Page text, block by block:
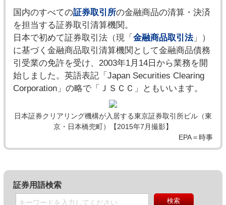
国内のすべての証券取引所の金融商品の清算・決済
を担当する証券取引清算機関。
日本で初めて証券取引法（現「 金融商品取引法」）
に基づく金融商品取引清算機関として金融商品債務
引受業の免許を受け、2003年1月14日から業務を開
始しました。英語表記「Japan Securities Clearing
Corporation」の略で「ＪＳＣＣ」ともいいます。
日本証券クリアリング機構が入居する東京証券取引所ビル（東
京・日本橋兜町）【2015年7月撮影】
EPA＝時事
証券用語検索